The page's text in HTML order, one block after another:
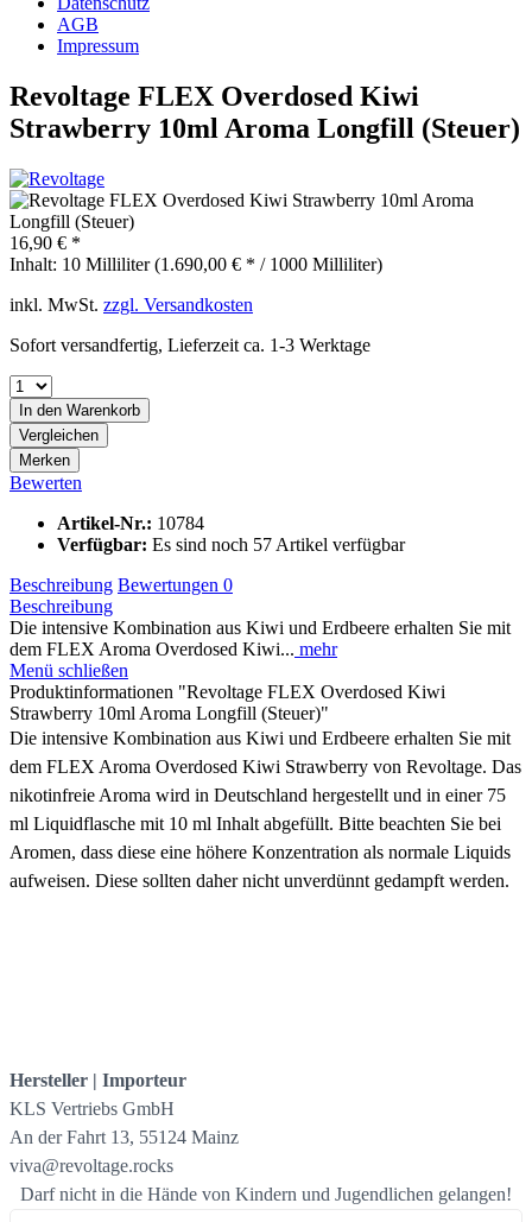
AGB
Impressum
Revoltage FLEX Overdosed Kiwi
Strawberry 10ml Aroma Longfill (Steuer)
16,90 € *
Inhalt: 10 Milliliter (1.690,00 € * / 1000 Milliliter)
inkl. MwSt. zzgl. Versandkosten
Sofort versandfertig, Lieferzeit ca. 1-3 Werktage
In den Warenkorb
Vergleichen
Merken
Bewerten
Artikel-Nr.: 10784
Verfügbar: Es sind noch 57 Artikel verfügbar
Beschreibung Bewertungen 0
Beschreibung
Die intensive Kombination aus Kiwi und Erdbeere erhalten Sie mit
dem FLEX Aroma Overdosed Kiwi... mehr
Menü schließen
Produktinformationen "Revoltage FLEX Overdosed Kiwi
Strawberry 10ml Aroma Longfill (Steuer)"
Die intensive Kombination aus Kiwi und Erdbeere erhalten Sie mit
dem FLEX Aroma Overdosed Kiwi Strawberry von Revoltage. Das
nikotinfreie Aroma wird in Deutschland hergestellt und in einer 75
ml Liquidflasche mit 10 ml Inhalt abgefüllt. Bitte beachten Sie bei
Aromen, dass diese eine höhere Konzentration als normale Liquids
aufweisen. Diese sollten daher nicht unverdünnt gedampft werden.
Hersteller | Importeur
KLS Vertriebs GmbH
An der Fahrt 13, 55124 Mainz
viva@revoltage.rocks
Darf nicht in die Hände von Kindern und Jugendlichen gelangen!